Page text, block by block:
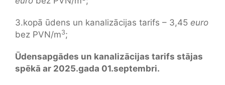
3.kopā ūdens un kanalizācijas tarifs – 3,45 euro
bez PVN/m3;
Ūdensapgādes un kanalizācijas tarifs stājas
spēkā ar 2025.gada 01.septembri.